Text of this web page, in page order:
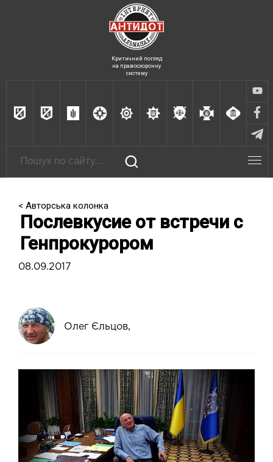
Критичний погляд
на правоохоронну
систему
< Авторська колонка
Послевкусие от встречи с
Генпрокурором
08.09.2017
Олег Єльцов,